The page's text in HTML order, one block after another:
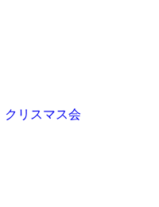
リスマス会